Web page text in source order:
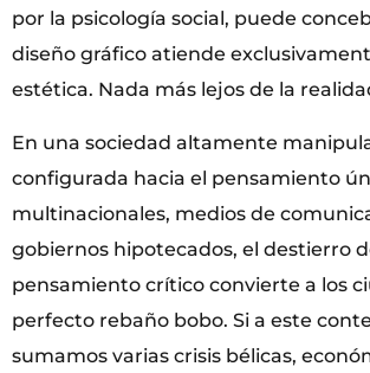
por la psicología social, puede
diseño gráfico atiende
estética. Nada más lejos de la
En una sociedad altamente
configurada hacia el pensamiento
multinacionales, medios de
gobiernos hipotecados, el destierro
pensamiento crítico convierte a los
perfecto rebaño bobo. Si a este
sumamos varias crisis bélicas,